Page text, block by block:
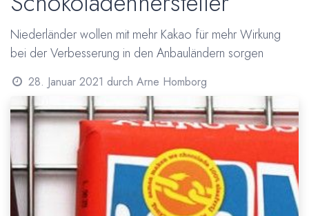
Niederländer wollen mit mehr Kakao für mehr Wirkung
bei der Verbesserung in den Anbauländern sorgen
28. Januar 2021 durch Arne Homborg